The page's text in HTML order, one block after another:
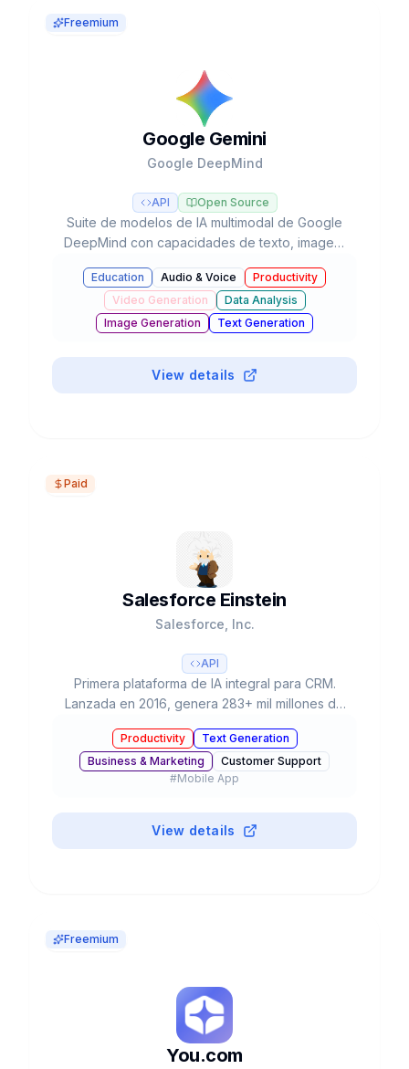
Freemium
Google Gemini
Google DeepMind
API Open Source
Suite de modelos de IA multimodal de Google
DeepMind con capacidades de texto, imagen,
ecosistema de Google con agentes autónomos
y razonamiento avanzado.
Education Audio & Voice
Productivity
Video Generation
Data Analysis
Image Generation
Text Generation
Coding Assistants
Mobile App
View details
Paid
Salesforce Einstein
Salesforce, Inc.
API
Primera plataforma de IA integral para CRM.
Lanzada en 2016, genera 283+ mil millones de
generativa) y Agentforce (agentes autónomos).
Integrado en todos los clouds de Salesforce.
Productivity
Text Generation
Business & Marketing
Customer Support
#Mobile App
View details
Freemium
You.com